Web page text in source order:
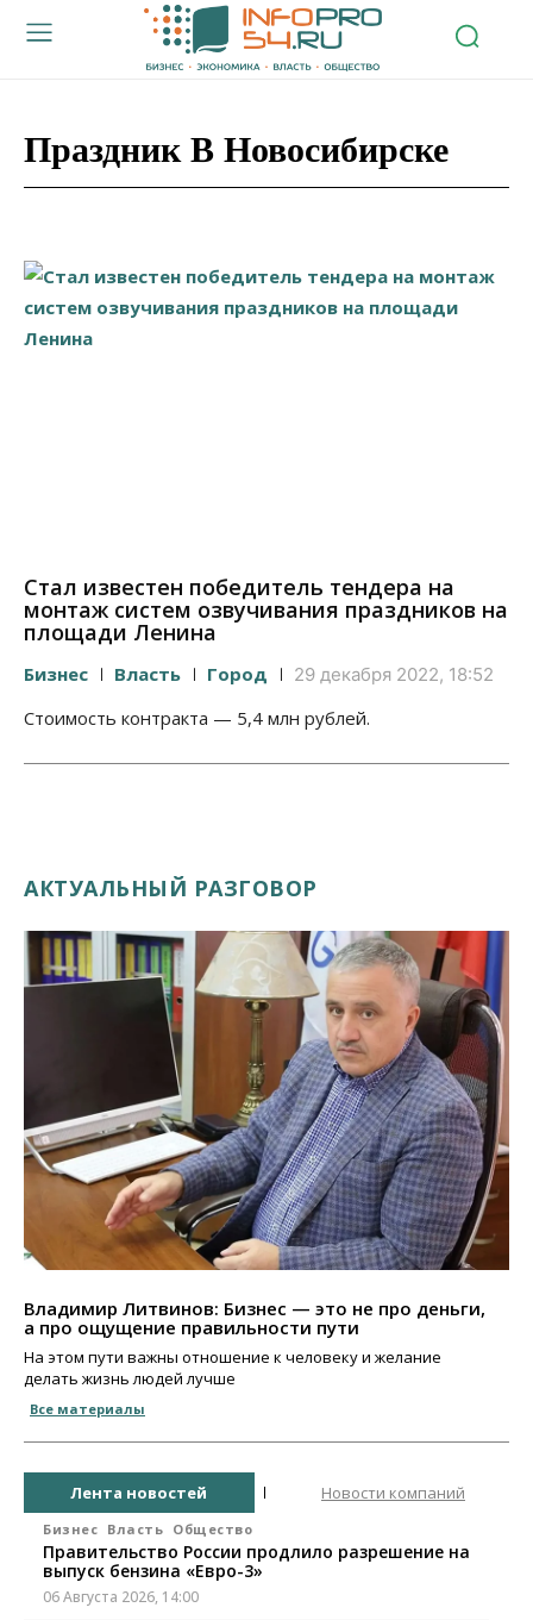
Праздник В Новосибирске
Стал известен победитель тендера на
монтаж систем озвучивания праздников на
площади Ленина
Бизнес Власть Город 29 декабря 2022, 18:52
Стоимость контракта — 5,4 млн рублей.
АКТУАЛЬНЫЙ РАЗГОВОР
Владимир Литвинов: Бизнес — это не про деньги,
а про ощущение правильности пути
На этом пути важны отношение к человеку и желание
делать жизнь людей лучше
Все материалы
Лента новостей Новости компаний
Бизнес Власть Общество
Правительство России продлило разрешение на
выпуск бензина «Евро-3»
06 Августа 2026, 14:00